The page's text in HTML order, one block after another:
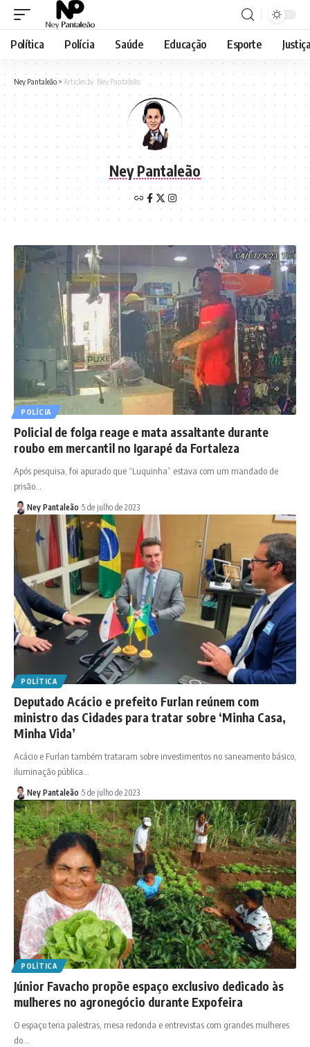
Política Polícia Saúde Educação Esporte
Ney Pantaleão > Articles by: Ney Pantaleão
Ney Pantaleão
POLÍCIA
Policial de folga reage e mata assaltante durante
roubo em mercantil no Igarapé da Fortaleza
Após pesquisa, foi apurado que “Luquinha” estava com um mandado de
prisão…
Ney Pantaleão 5 de julho de 2023
POLÍTICA
Deputado Acácio e prefeito Furlan reúnem com
ministro das Cidades para tratar sobre ‘Minha Casa,
Minha Vida’
Acácio e Furlan também trataram sobre investimentos no saneamento básico,
iluminação pública…
Ney Pantaleão 5 de julho de 2023
POLÍTICA
Júnior Favacho propõe espaço exclusivo dedicado às
mulheres no agronegócio durante Expofeira
O espaço teria palestras, mesa redonda e entrevistas com grandes mulheres
do…